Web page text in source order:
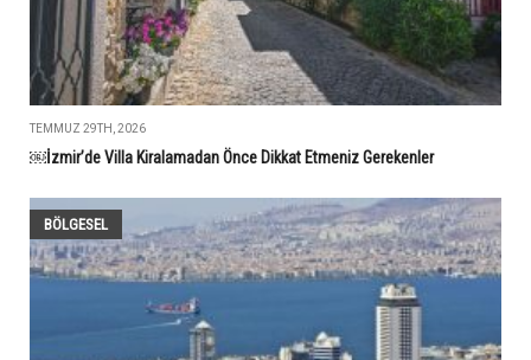
TEMMUZ 29TH, 2026
￼İzmir’de Villa Kiralamadan Önce Dikkat Etmeniz Gerekenler
BÖLGESEL